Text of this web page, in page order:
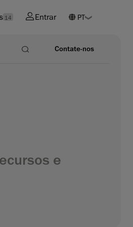
14 Entrar
Contate-nos
e